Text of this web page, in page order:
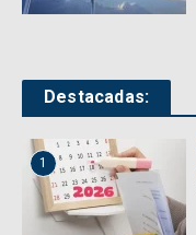
Destacadas:
1